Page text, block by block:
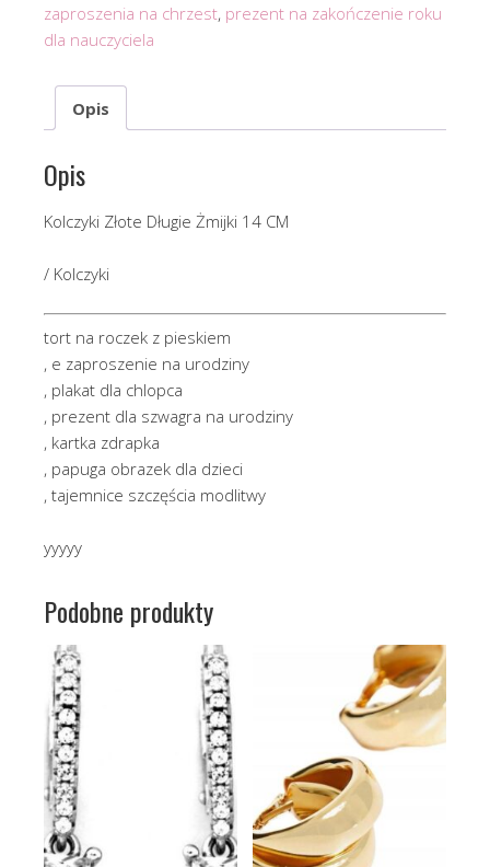
zaproszenia na chrzest, prezent na zakończenie roku
dla nauczyciela
Opis
Opis
Kolczyki Złote Długie Żmijki 14 CM
/ Kolczyki
tort na roczek z pieskiem
, e zaproszenie na urodziny
, plakat dla chlopca
, prezent dla szwagra na urodziny
, kartka zdrapka
, papuga obrazek dla dzieci
, tajemnice szczęścia modlitwy
yyyyy
Podobne produkty